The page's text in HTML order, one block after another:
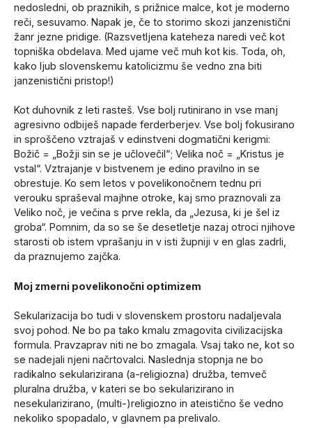
nedosledni, ob praznikih, s prižnice malce, kot je moderno
reči, sesuvamo. Napak je, če to storimo skozi janzenistični
žanr jezne pridige. (Razsvetljena kateheza naredi več kot
topniška obdelava. Med ujame več muh kot kis. Toda, oh,
kako ljub slovenskemu katolicizmu še vedno zna biti
janzenistični pristop!)
Kot duhovnik z leti rasteš. Vse bolj rutinirano in vse manj
agresivno odbiješ napade ferderberjev. Vse bolj fokusirano
in sproščeno vztrajaš v edinstveni dogmatični kerigmi:
Božič = „Božji sin se je učlovečil“; Velika noč = „Kristus je
vstal“. Vztrajanje v bistvenem je edino pravilno in se
obrestuje. Ko sem letos v povelikonočnem tednu pri
verouku spraševal majhne otroke, kaj smo praznovali za
Veliko noč, je večina s prve rekla, da „Jezusa, ki je šel iz
groba“. Pomnim, da so se še desetletje nazaj otroci njihove
starosti ob istem vprašanju in v isti župniji v en glas zadrli,
da praznujemo zajčka.
Moj zmerni povelikonočni optimizem
Sekularizacija bo tudi v slovenskem prostoru nadaljevala
svoj pohod. Ne bo pa tako kmalu zmagovita civilizacijska
formula. Pravzaprav niti ne bo zmagala. Vsaj tako ne, kot so
se nadejali njeni načrtovalci. Naslednja stopnja ne bo
radikalno sekularizirana (a-religiozna) družba, temveč
pluralna družba, v kateri se bo sekularizirano in
nesekularizirano, (multi-)religiozno in ateistično še vedno
nekoliko spopadalo, v glavnem pa prelivalo.